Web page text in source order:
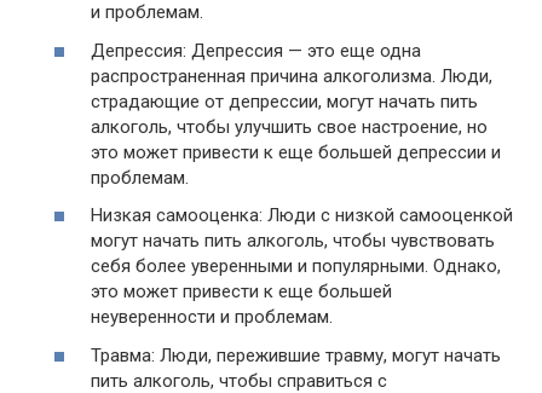
и проблемам.
Депрессия: Депрессия — это еще одна
распространенная причина алкоголизма. Люди,
страдающие от депрессии, могут начать пить
алкоголь, чтобы улучшить свое настроение, но
это может привести к еще большей депрессии и
проблемам.
Низкая самооценка: Люди с низкой самооценкой
могут начать пить алкоголь, чтобы чувствовать
себя более уверенными и популярными. Однако,
это может привести к еще большей
неуверенности и проблемам.
Травма: Люди, пережившие травму, могут начать
пить алкоголь, чтобы справиться с